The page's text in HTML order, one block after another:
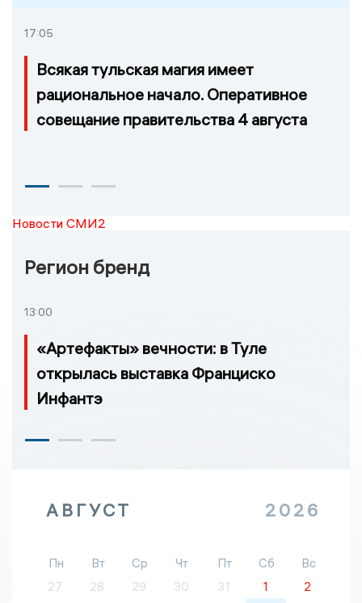
17:05
Всякая тульская магия имеет
рациональное начало. Оперативное
совещание правительства 4 августа
Новости СМИ2
Регион бренд
13:00
«Артефакты» вечности: в Туле
открылась выставка Франциско
Инфантэ
АВГУСТ 2026
Пн Вт Ср Чт Пт Сб
Вс
27
28 29 30 31 1
2